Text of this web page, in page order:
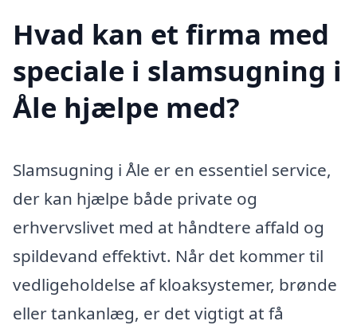
Hvad kan et firma med
speciale i slamsugning i
Åle hjælpe med?
Slamsugning i Åle er en essentiel service,
der kan hjælpe både private og
erhvervslivet med at håndtere affald og
spildevand effektivt. Når det kommer til
vedligeholdelse af kloaksystemer, brønde
eller tankanlæg, er det vigtigt at få